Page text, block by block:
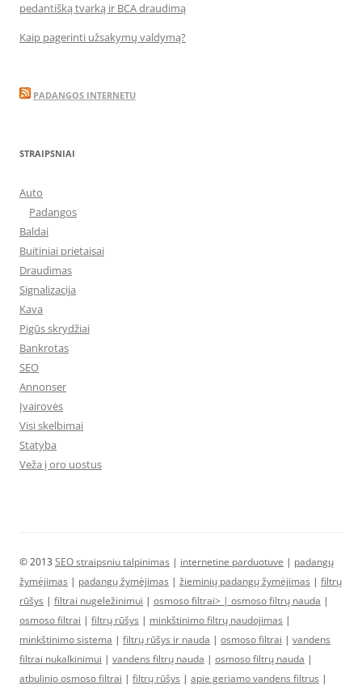
pedantišką tvarką ir BCA draudimą
Kaip pagerinti užsakymų valdymą?
PADANGOS INTERNETU
STRAIPSNIAI
Auto
Padangos
Baldai
Buitiniai prietaisai
Draudimas
Signalizacija
Kava
Pigūs skrydžiai
Bankrotas
SEO
Annonser
Įvairovės
Visi skelbimai
Statyba
Veža į oro uostus
© 2013 SEO straipsniu talpinimas | internetine parduotuve | padangų
žymėjimas | padangų žymėjimas | žieminių padangų žymėjimas | filtrų
rūšys | filtrai nugeležinimui | osmoso filtrai> | osmoso filtrų nauda |
osmoso filtrai | filtrų rūšys | minkštinimo filtrų naudojimas |
minkštinimo sistema | filtrų rūšys ir nauda | osmoso filtrai | vandens
filtrai nukalkinimui | vandens filtrų nauda | osmoso filtrų nauda |
atbulinio osmoso filtrai | filtrų rūšys | apie geriamo vandens filtrus |